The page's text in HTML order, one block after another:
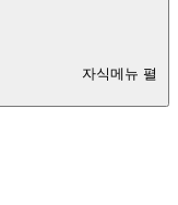
자식메뉴 펼